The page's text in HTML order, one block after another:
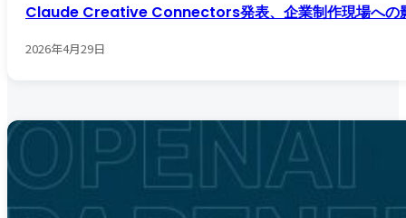
Claude Creative Connectors発表、企業制作現場への
2026年4月29日